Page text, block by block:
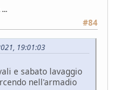
#84
19:01:03
e sabato lavaggio
nell'armadio